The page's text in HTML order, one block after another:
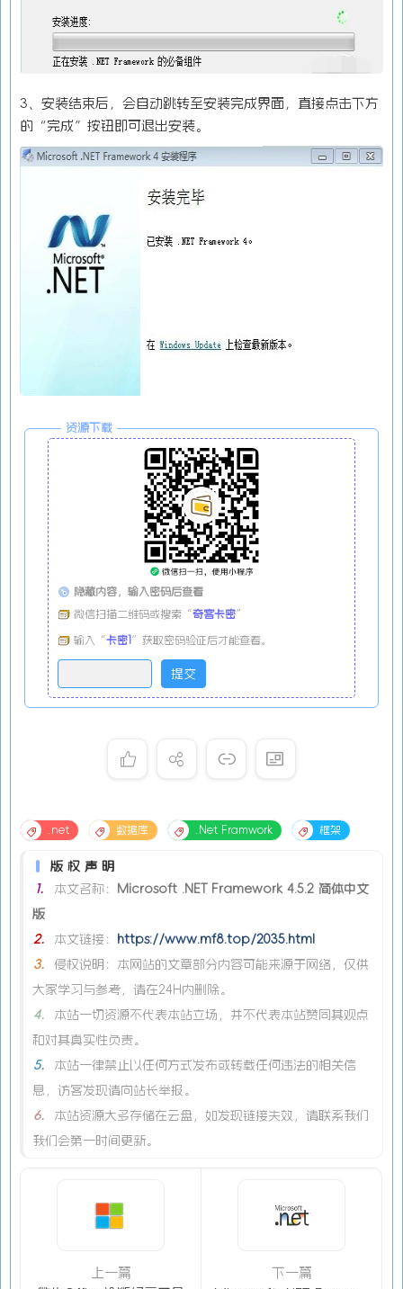
3、安装结束后，会自动跳转至安装完成界面，直接点击下方
的“完成”按钮即可退出安装。
资源下载
隐藏内容，输入密码后查看
微信扫描二维码或搜索“奇客卡密”
输入“卡密1 ”获取密码验证后才能查看。
.net 数据库 .Net Framwork 框架
版权声明
1.
本文名称：
Microsoft .NET Framework 4.5.2 简体中文
版
2.
本文链接：
https://www.mf8.top/2035.html
3.
侵权说明：本网站的文章部分内容可能来源于网络，仅供
大家学习与参考，请在24H内删除。
4.
本站一切资源不代表本站立场，并不代表本站赞同其观点
和对其真实性负责。
5.
本站一律禁止以任何方式发布或转载任何违法的相关信
息，访客发现请向站长举报。
6.
本站资源大多存储在云盘，如发现链接失效，请联系我们
我们会第一时间更新。
上一篇
下一篇